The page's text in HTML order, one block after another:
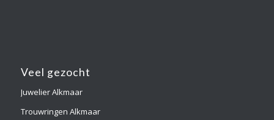
Veel gezocht
Juwelier Alkmaar
Trouwringen Alkmaar